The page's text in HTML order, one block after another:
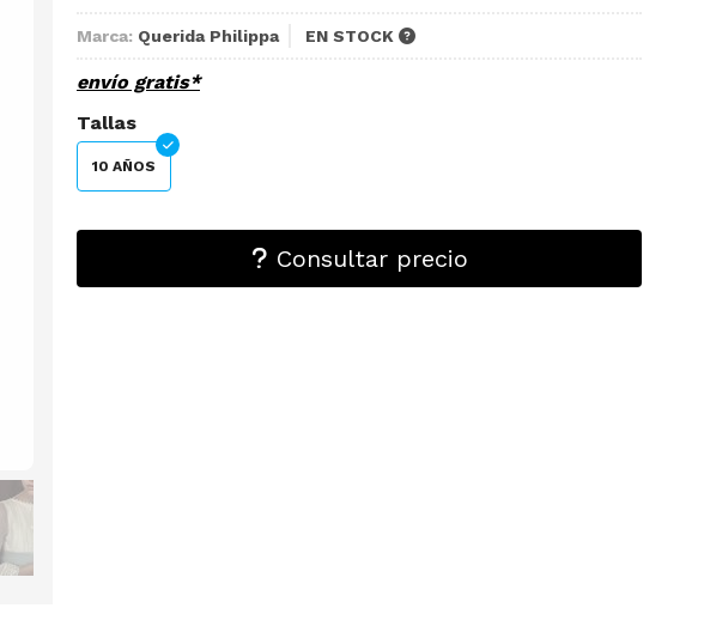
Marca: Querida Philippa EN STOCK
envío gratis*
Tallas
10 AÑOS
Consultar precio